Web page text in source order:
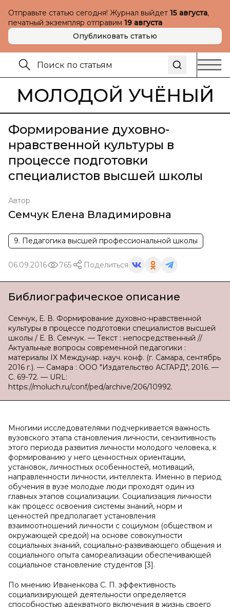
Отправьте статью сегодня! Журнал выйдет 15 августа,
печатный экземпляр отправим 19 августа
Опубликовать статью
МОЛОДОЙ УЧЁНЫЙ
Формирование духовно-
нравственной культуры в
процессе подготовки
специалистов высшей школы
Автор
Семчук Елена Владимировна
9. Педагогика высшей профессиональной школы
06.09.2016 765 Поделиться
Библиографическое описание
Семчук, Е. В. Формирование духовно-нравственной
культуры в процессе подготовки специалистов высшей
школы / Е. В. Семчук. — Текст : непосредственный //
Актуальные вопросы современной педагогики :
материалы IX Междунар. науч. конф. (г. Самара, сентябрь
2016 г.). — Самара : ООО "Издательство АСГАРД", 2016. —
С. 69-72. — URL:
https://moluch.ru/conf/ped/archive/206/10992.
Многими исследователями подчеркивается важность
вузовского этапа становления личности, сензитивность
этого периода развития личности молодого человека, к
формированию у него ценностных ориентации,
установок, личностных особенностей, мотиваций,
направленности личности, интеллекта. Именно в период
обучения в вузе молодые люди проходят один из
главных этапов социализации. Социализация личности
как процесс освоения системы знаний, норм и
ценностей предполагает установления
взаимоотношений личности с социумом (обществом и
окружающей средой) на основе совокупности
социальных знаний, социально-развивающего общения и
социального опыта самореализации обеспечивающей
социальное становление студентов [3].
По мнению Иваненкова С. П. эффективность
социализирующей деятельности определяется
способностью адекватного включения в жизнь своего